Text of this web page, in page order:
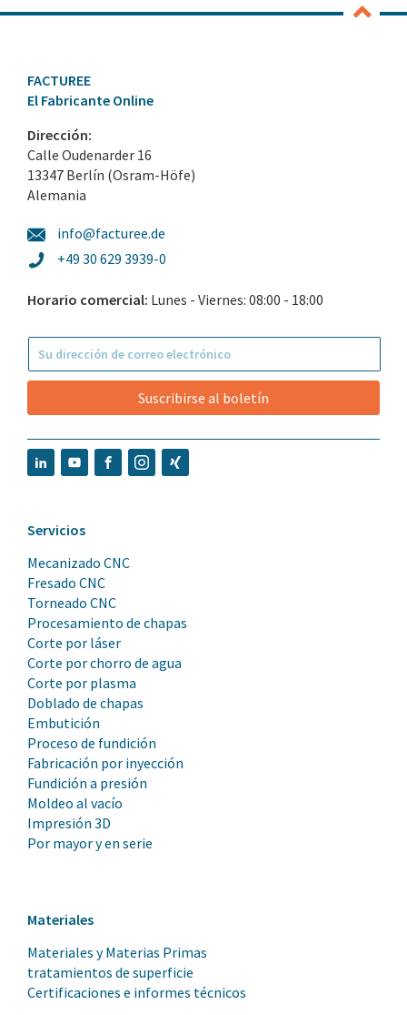
FACTUREE
El Fabricante Online
Dirección:
Calle Oudenarder 16
13347 Berlín (Osram-Höfe)
Alemania
info@facturee.de
+49 30 629 3939-0
Horario comercial: Lunes - Viernes: 08:00 - 18:00
Suscribirse al boletín
Servicios
Mecanizado CNC
Fresado CNC
Torneado CNC
Procesamiento de chapas
Corte por láser
Corte por chorro de agua
Corte por plasma
Doblado de chapas
Embutición
Proceso de fundición
Fabricación por inyección
Fundición a presión
Moldeo al vacío
Impresión 3D
Por mayor y en serie
Materiales
Materiales y Materias Primas
tratamientos de superficie
Certificaciones e informes técnicos